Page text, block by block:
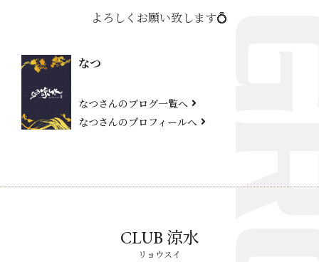
よろしくお願い致します💍
なつ
なつさんのブログ一覧へ
なつさんのプロフィールへ
CLUB 涼水
リョウスイ